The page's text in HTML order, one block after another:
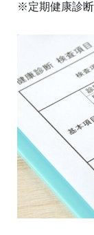
※定期健康診断